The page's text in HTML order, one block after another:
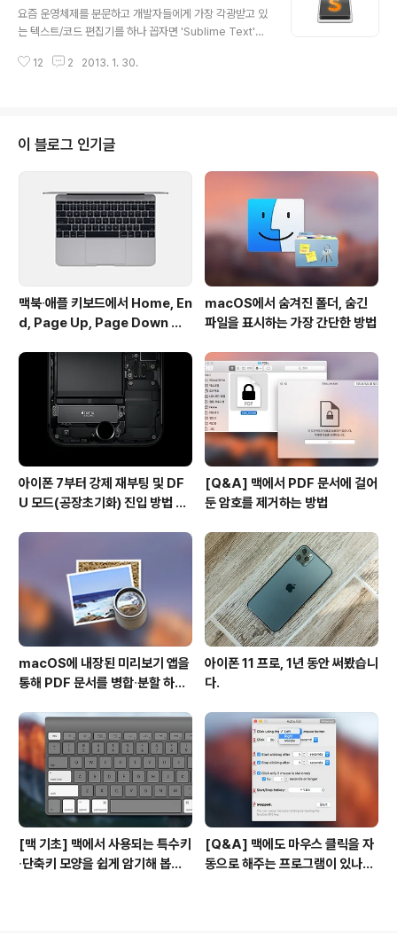
리는 문제 해결Mac용 Powerpoint에서 해시 태그(#)를
포함한 하이퍼링크가 제대로 저장되지 않는 문제 해결Ma
로그램이 충돌하는 문제 해결특정 RTF 텍스트가 Windo
요즘 운영체제를 분문하고 개발자들에게 가장 각광받고 있
는 텍스트/코드 편집기를 하나 꼽자면 'Sublime Text'를
Sublime Text 3 베타 버전 테스트가 진행되고 있습니다.
든 기능을 무제한으로 무기한동안 사용할 수 있는 내그웨
어(Nagware)였습니다. 그래서 무료 프로그램은 아니지
만 사실상 무료 프로그램처럼 이용할 수 있다고 많이 알려
져 왔습니다. 물론 창 상단의 '미등록' 문구가 거슬리거나,
프로그램이 너무 마음에 들어 라이센스를 구매하신 분들도
12 2 2013. 1. 30.
이 블로그 인기글
맥북∙애플 키보드에서 Home, En
d, Page Up, Page Down 키
macOS에서 숨겨진 폴더, 숨긴
파일을 표시하는 가장 간단한 방법
아이폰 7부터 강제 재부팅 및 DF
U 모드(공장초기화) 진입 방법 변
[Q&A] 맥에서 PDF 문서에 걸어
둔 암호를 제거하는 방법
macOS에 내장된 미리보기 앱을
통해 PDF 문서를 병합∙분할 하는
아이폰 11 프로, 1년 동안 써봤습니
다.
[맥 기초] 맥에서 사용되는 특수키
∙단축키 모양을 쉽게 암기해 봅시
[Q&A] 맥에도 마우스 클릭을 자
동으로 해주는 프로그램이 있나